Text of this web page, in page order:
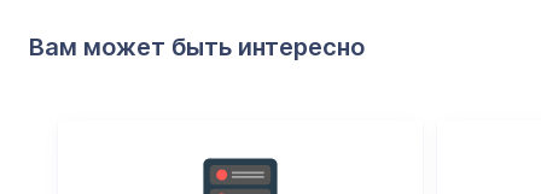
Вам может быть интересно